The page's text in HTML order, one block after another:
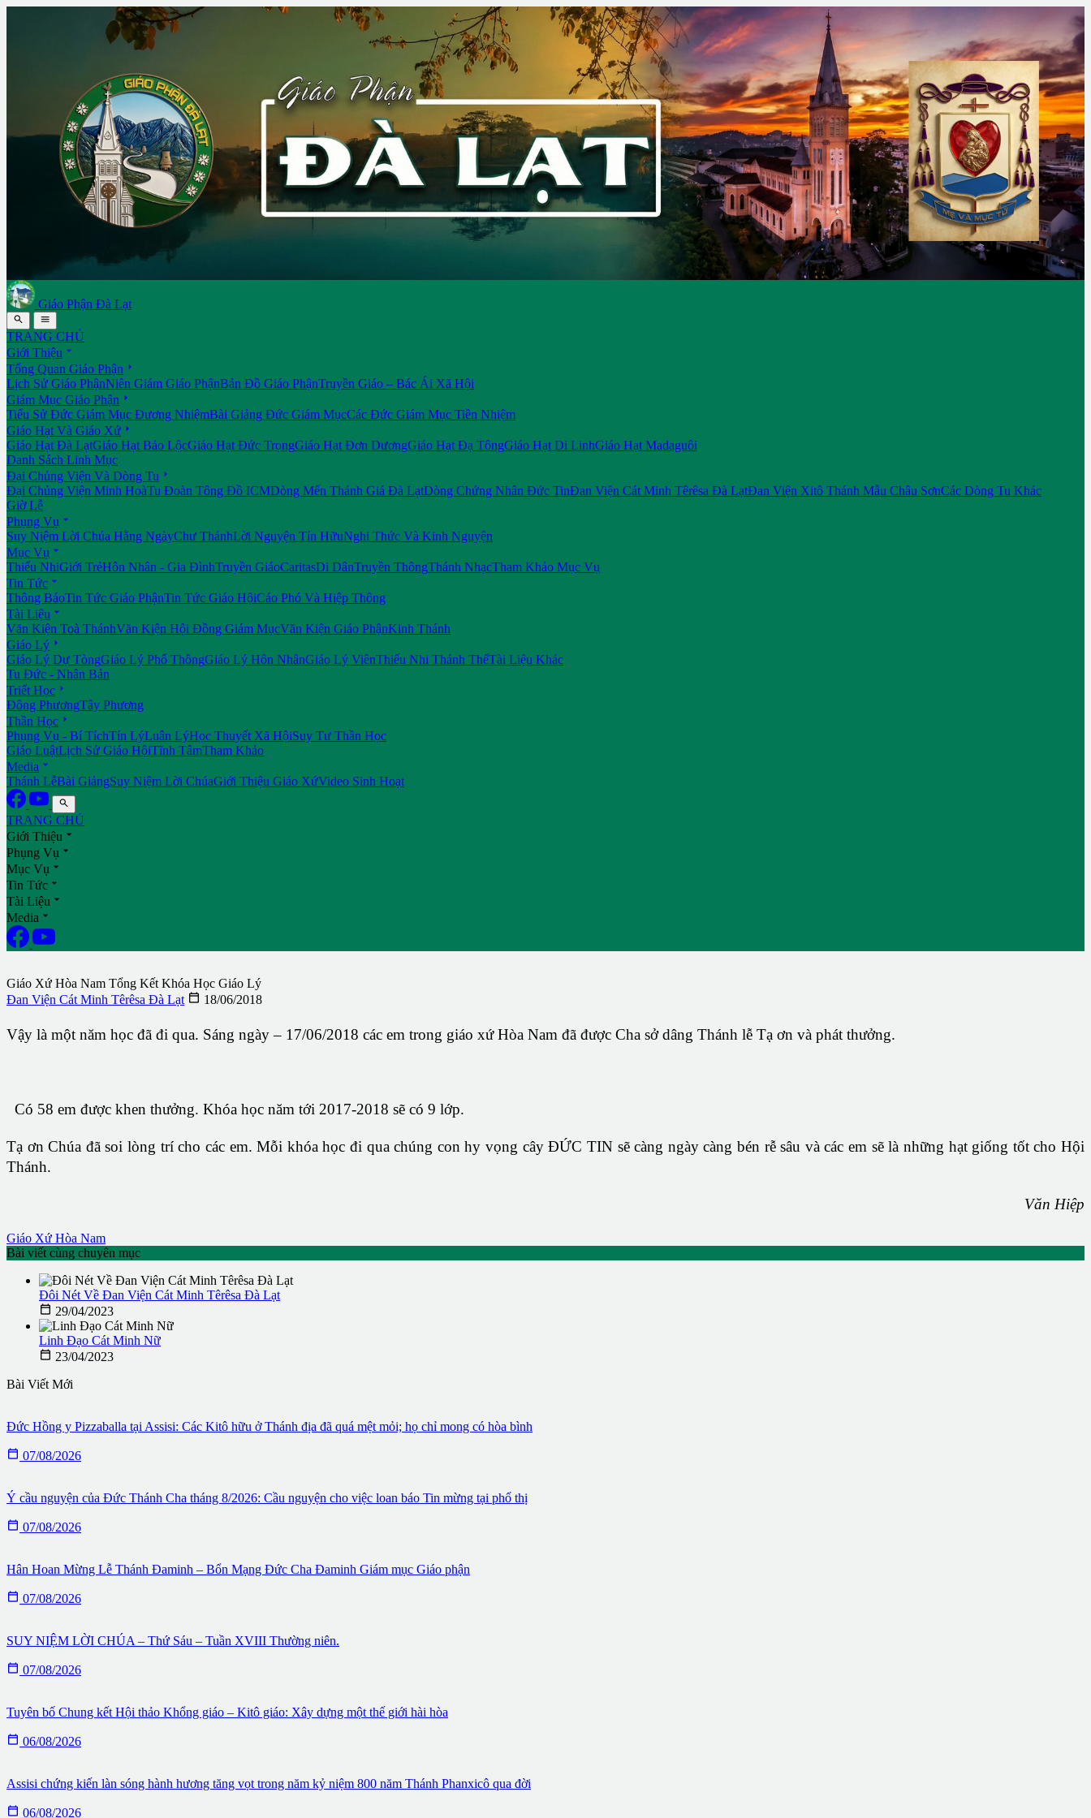
Giáo Phận Đà Lạt
 
TRANG CHỦ
Giới Thiệu 
Tổng Quan Giáo Phận 
Lịch Sử Giáo PhậnNiên Giám Giáo PhậnBản Đồ Giáo PhậnTruyền Giáo – Bác Ái Xã Hội
Giám Mục Giáo Phận 
Tiểu Sử Đức Giám Mục Đương NhiệmBài Giảng Đức Giám MụcCác Đức Giám Mục Tiền Nhiệm
Giáo Hạt Và Giáo Xứ 
Giáo Hạt Đà LạtGiáo Hạt Bảo LộcGiáo Hạt Đức TrọngGiáo Hạt Đơn DươngGiáo Hạt Đạ TôngGiáo Hạt Di LinhGiáo Hạt Madaguôi
Danh Sách Linh Mục
Đại Chủng Viện Và Dòng Tu 
Đại Chủng Viện Minh HoàTu Đoàn Tông Đồ ICMDòng Mến Thánh Giá Đà LạtDòng Chứng Nhân Đức TinĐan Viện Cát Minh Têrêsa Đà LạtĐan Viện Xitô Thánh Mẫu Châu SơnCác Dòng Tu Khác
Giờ Lễ
Phụng Vụ 
Suy Niệm Lời Chúa Hằng NgàyChư ThánhLời Nguyện Tín HữuNghi Thức Và Kinh Nguyện
Mục Vụ 
Thiếu NhiGiới TrẻHôn Nhân - Gia ĐìnhTruyền GiáoCaritasDi DânTruyền ThôngThánh NhạcTham Khảo Mục Vụ
Tin Tức 
Thông BáoTin Tức Giáo PhậnTin Tức Giáo HộiCáo Phó Và Hiệp Thông
Tài Liệu 
Văn Kiện Toà ThánhVăn Kiện Hội Đồng Giám MụcVăn Kiện Giáo PhậnKinh Thánh
Giáo Lý 
Giáo Lý Dự TòngGiáo Lý Phổ ThôngGiáo Lý Hôn NhânGiáo Lý ViênThiếu Nhi Thánh ThểTài Liệu Khác
Tu Đức - Nhân Bản
Triết Học 
Đông PhươngTây Phương
Thần Học 
Phụng Vụ - Bí TíchTín LýLuân LýHọc Thuyết Xã HộiSuy Tư Thần Học
Giáo LuậtLịch Sử Giáo HộiTĩnh TâmTham Khảo
Media 
Thánh LễBài GiảngSuy Niệm Lời ChúaGiới Thiệu Giáo XứVideo Sinh Hoạt

TRANG CHỦ
Giới Thiệu 
Phụng Vụ 
Mục Vụ 
Tin Tức 
Tài Liệu 
Media 
Giáo Xứ Hòa Nam Tổng Kết Khóa Học Giáo Lý
Đan Viện Cát Minh Têrêsa Đà Lạt  18/06/2018
Vậy là một năm học đã đi qua. Sáng ngày – 17/06/2018 các em trong giáo xứ Hòa Nam đã được Cha sở dâng Thánh lễ Tạ ơn và phát thưởng.
Có 58 em được khen thưởng. Khóa học năm tới 2017-2018 sẽ có 9 lớp.
Tạ ơn Chúa đã soi lòng trí cho các em. Mỗi khóa học đi qua chúng con hy vọng cây ĐỨC TIN sẽ càng ngày càng bén rễ sâu và các em sẽ là những hạt giống tốt cho Hội
Thánh.
Văn Hiệp
Giáo Xứ Hòa Nam
Bài viết cùng chuyên mục
Đôi Nét Về Đan Viện Cát Minh Têrêsa Đà Lạt
 29/04/2023
Linh Đạo Cát Minh Nữ
 23/04/2023
Bài Viết Mới
Đức Hồng y Pizzaballa tại Assisi: Các Kitô hữu ở Thánh địa đã quá mệt mỏi; họ chỉ mong có hòa bình
 07/08/2026
Ý cầu nguyện của Đức Thánh Cha tháng 8/2026: Cầu nguyện cho việc loan báo Tin mừng tại phố thị
 07/08/2026
Hân Hoan Mừng Lễ Thánh Đaminh – Bổn Mạng Đức Cha Đaminh Giám mục Giáo phận
 07/08/2026
SUY NIỆM LỜI CHÚA – Thứ Sáu – Tuần XVIII Thường niên.
 07/08/2026
Tuyên bố Chung kết Hội thảo Khổng giáo – Kitô giáo: Xây dựng một thế giới hài hòa
 06/08/2026
Assisi chứng kiến làn sóng hành hương tăng vọt trong năm kỷ niệm 800 năm Thánh Phanxicô qua đời
 06/08/2026